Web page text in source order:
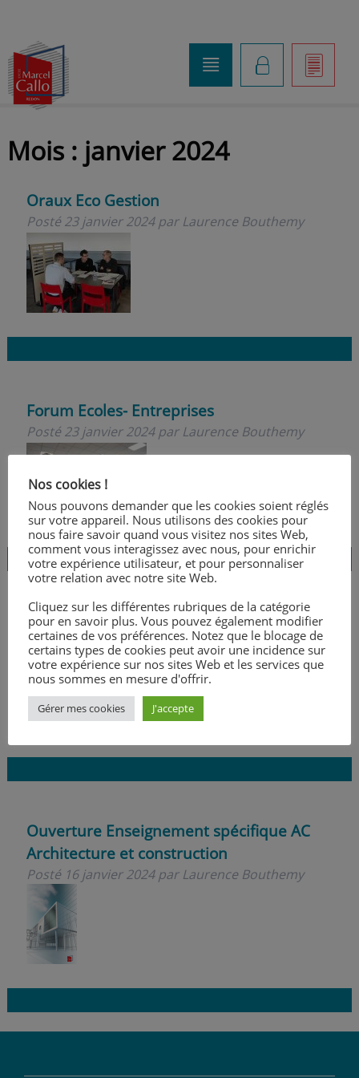
]
K
o
Mois : janvier 2024
Oraux Eco Gestion
Posté 23 janvier 2024 par Laurence Bouthemy
Forum Ecoles- Entreprises
Posté 23 janvier 2024 par Laurence Bouthemy
Conférence de Cédric Villani
Posté23 janvier 2024parLaurence Bouthemy
Ouverture Enseignement spécifique AC
Architecture et construction
Posté 16 janvier 2024 par Laurence Bouthemy
Nos cookies !
Nous pouvons demander que les cookies soient réglés
sur votre appareil. Nous utilisons des cookies pour
nous faire savoir quand vous visitez nos sites Web,
comment vous interagissez avec nous, pour enrichir
votre expérience utilisateur, et pour personnaliser
votre relation avec notre site Web.
Cliquez sur les différentes rubriques de la catégorie
pour en savoir plus. Vous pouvez également modifier
certaines de vos préférences. Notez que le blocage de
certains types de cookies peut avoir une incidence sur
votre expérience sur nos sites Web et les services que
nous sommes en mesure d'offrir.
Gérer mes cookies J'accepte